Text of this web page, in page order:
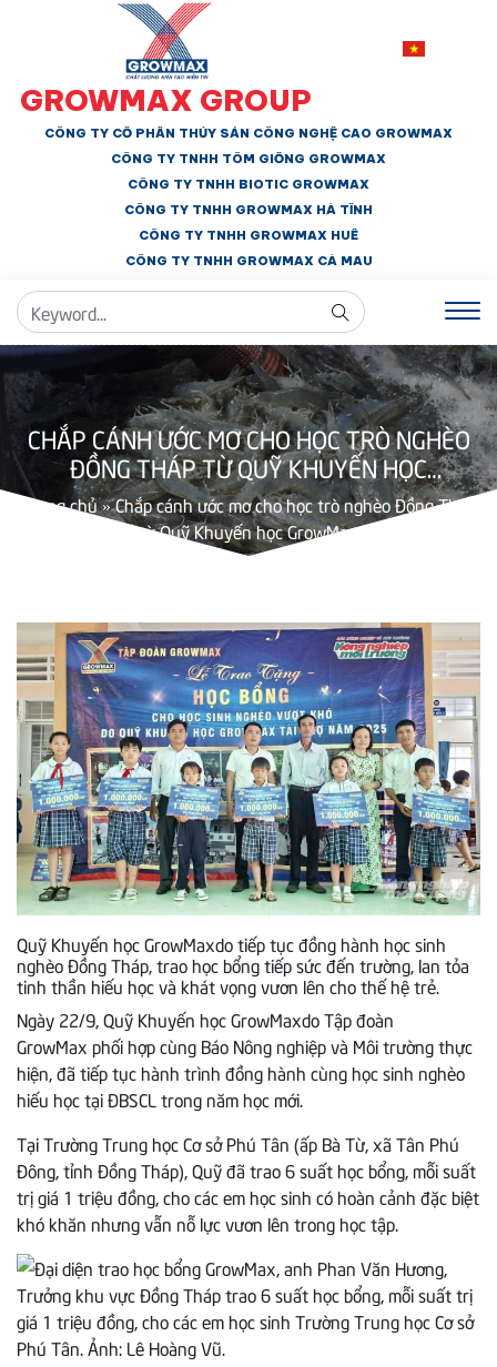
GROWMAX GROUP
CÔNG TY CỔ PHẦN THỦY SẢN CÔNG NGHỆ CAO GROWMAX
CÔNG TY TNHH TÔM GIỐNG GROWMAX
CÔNG TY TNHH BIOTIC GROWMAX
CÔNG TY TNHH GROWMAX HÀ TĨNH
CÔNG TY TNHH GROWMAX HUẾ
CÔNG TY TNHH GROWMAX CÀ MAU
CHẮP CÁNH ƯỚC MƠ CHO HỌC TRÒ NGHÈO
ĐỒNG THÁP TỪ QUỸ KHUYẾN HỌC
GROWMAX
Trang chủ»Chắp cánh ước mơ cho học trò nghèo Đồng Tháp
từ Quỹ Khuyến học GrowMax
Quỹ Khuyến học GrowMaxdo tiếp tục đồng hành học sinh
nghèo Đồng Tháp, trao học bổng tiếp sức đến trường, lan tỏa
tinh thần hiếu học và khát vọng vươn lên cho thế hệ trẻ.
Ngày 22/9, Quỹ Khuyến học GrowMaxdo Tập đoàn
GrowMax phối hợp cùng Báo Nông nghiệp và Môi trường thực
hiện, đã tiếp tục hành trình đồng hành cùng học sinh nghèo
hiếu học tại ĐBSCL trong năm học mới.
Tại Trường Trung học Cơ sở Phú Tân (ấp Bà Từ, xã Tân Phú
Đông, tỉnh Đồng Tháp), Quỹ đã trao 6 suất học bổng, mỗi suất
trị giá 1 triệu đồng, cho các em học sinh có hoàn cảnh đặc biệt
khó khăn nhưng vẫn nỗ lực vươn lên trong học tập.